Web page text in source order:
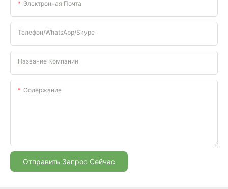
Электронная Почта
Телефон/WhatsApp/Skype
Название Компании
Содержание
Отправить Запрос Сейчас